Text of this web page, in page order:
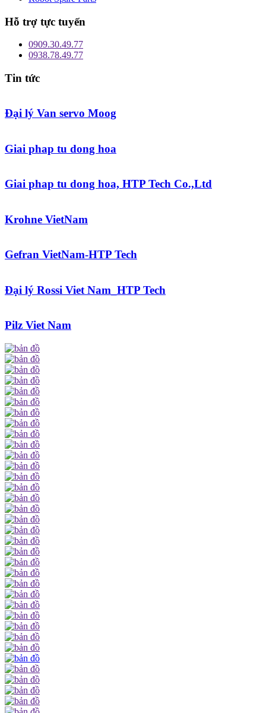
Hỗ trợ tực tuyến
0909.30.49.77
0938.78.49.77
Tin tức
Đại lý Van servo Moog
Giai phap tu dong hoa
Giai phap tu dong hoa, HTP Tech Co.,Ltd
Krohne VietNam
Gefran VietNam-HTP Tech
Đại lý Rossi Viet Nam_HTP Tech
Pilz Viet Nam